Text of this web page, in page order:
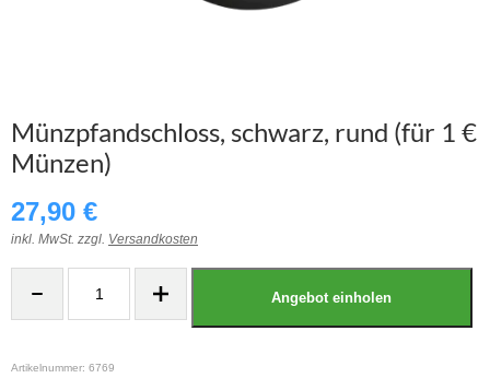
Münzpfandschloss, schwarz, rund (für 1 €
Münzen)
27,90 €
inkl. MwSt. zzgl. Versandkosten
Münzpfandschloss,
schwarz,
rund
(für
Münzen)
Angebot einholen
Artikelnummer: 6769